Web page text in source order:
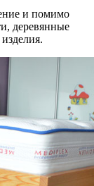
и помимо
деревянные